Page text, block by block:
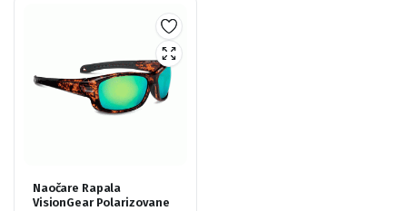
Naočare Rapala
VisionGear Polarizovane